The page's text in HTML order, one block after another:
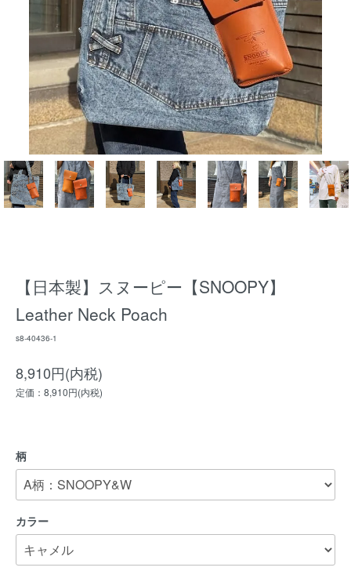
【日本製】スヌーピー【SNOOPY】
Leather Neck Poach
s8-40436-1
8,910円(内税)
定価：8,910円(内税)
柄
カラー